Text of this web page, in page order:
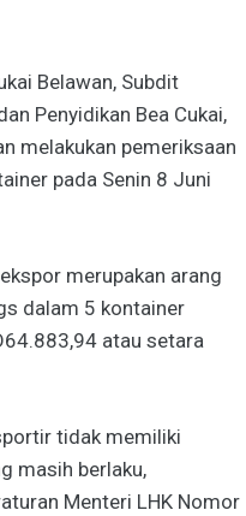
Belawan, Subdit
Penyidikan Bea Cukai,
melakukan pemeriksaan
pada Senin 8 Juni
merupakan arang
dalam 5 kontainer
atau setara
tidak memiliki
masih berlaku,
Menteri LHK Nomor